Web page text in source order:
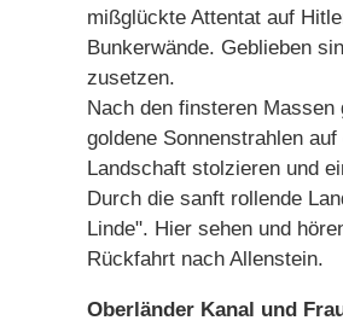
mißglückte Attentat auf
Bunkerwände. Geblieben
zusetzen.
Nach den finsteren
goldene Sonnenstrahlen
Landschaft stolzieren und
Durch die sanft rollende
Linde". Hier sehen und
Rückfahrt nach Allenstein.
Oberländer Kanal und